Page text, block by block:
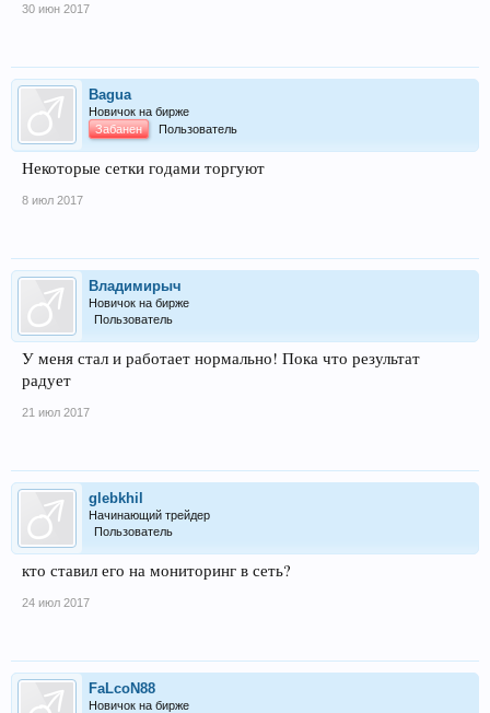
30 июн 2017
Bagua
Новичок на бирже
Забанен
Пользователь
Некоторые сетки годами торгуют
8 июл 2017
Владимирыч
Новичок на бирже
Пользователь
У меня стал и работает нормально! Пока что результат
радует
21 июл 2017
glebkhil
Начинающий трейдер
Пользователь
кто ставил его на мониторинг в сеть?
24 июл 2017
FaLcoN88
Новичок на бирже